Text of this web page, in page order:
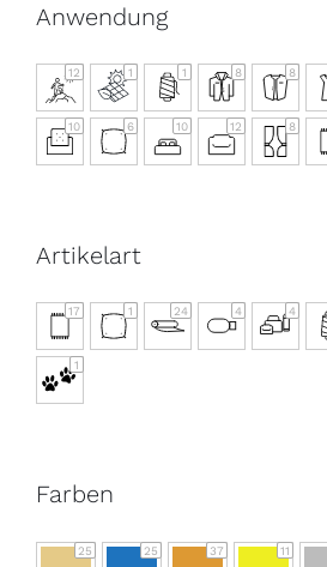
Anwendung
12 1 1 8 8
10 6 10 12 8
Artikelart
17 1 24 4 4
1
Farben
25 25 37 11